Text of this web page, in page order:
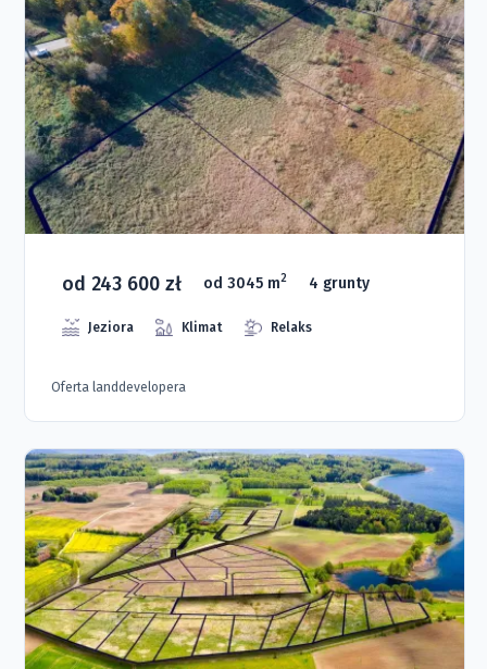
od 243 600 zł od 3045 m2 4 grunty
Jeziora Klimat Relaks
Oferta landdevelopera